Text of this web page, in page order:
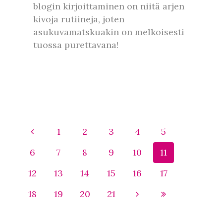
blogin kirjoittaminen on niitä arjen
kivoja rutiineja, joten
asukuvamatskuakin on melkoisesti
tuossa purettavana!
1 2 3 4
5
6
7 8 9 10
11
12
13 14 15 16
17
18
19 20 21